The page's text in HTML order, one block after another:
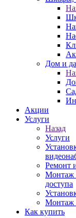
Дом и
Акции
Услуги
Назад
Услуги
Ремонт
Монтаж
доступа
Монтаж
Как купить